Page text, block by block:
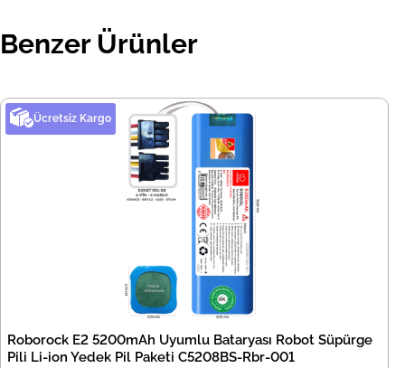
Benzer Ürünler
Ücretsiz Kargo
Roborock E2 5200mAh Uyumlu Bataryası Robot Süpürge
Pili Li-ion Yedek Pil Paketi C5208BS-Rbr-001